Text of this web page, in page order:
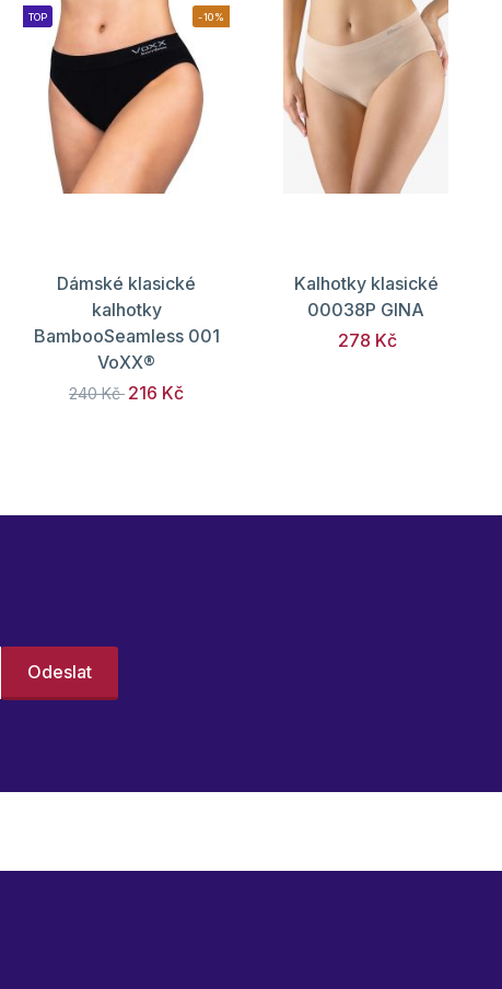
TOP -10%
Dámské klasické
kalhotky
BambooSeamless 001
VoXX®
240 Kč 216 Kč
Kalhotky klasické
00038P GINA
278 Kč